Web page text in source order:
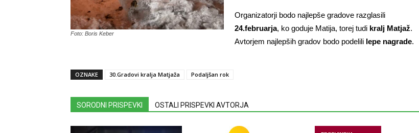
Foto: Boris Keber
Organizatorji bodo najlepše gradove razglasili
24.februarja, ko goduje Matija, torej tudi kralj Matjaž.
Avtorjem najlepših gradov bodo podelili lepe nagrade.
OZNAKE 30.Gradovi kralja Matjaža Podaljšan rok
SORODNI PRISPEVKI OSTALI PRISPEVKI AVTORJA